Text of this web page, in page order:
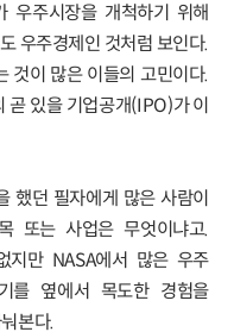
우주시장을 개척하기 위해
우주경제인 것처럼 보인다.
것이 많은 이들의 고민이다.
있을 기업공개(IPO)가 이
했던 필자에게 많은 사람이
또는 사업은 무엇이냐고.
지만 NASA에서 많은 우주
를 옆에서 목도한 경험을
본다.